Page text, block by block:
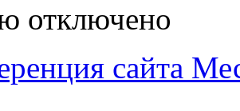
отключено
сайта